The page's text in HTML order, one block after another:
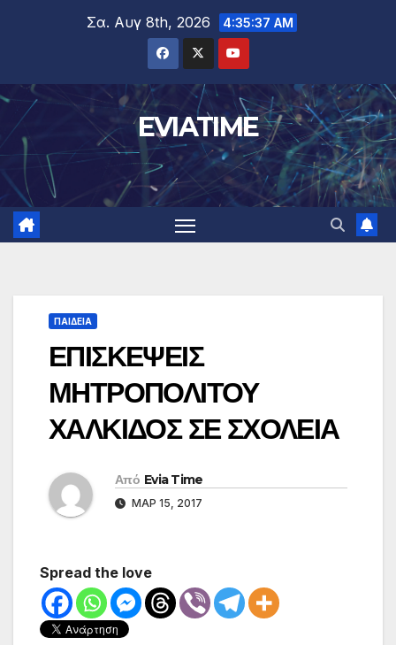
Σα. Αυγ 8th, 2026 4:35:38 AM
EVIATIME
ΠΑΙΔΕΙΑ
ΕΠΙΣΚΕΨΕΙΣ
ΜΗΤΡΟΠΟΛΙΤΟΥ
ΧΑΛΚΙΔΟΣ ΣΕ ΣΧΟΛΕΙΑ
Από Evia Time
ΜΑΡ 15, 2017
Spread the love